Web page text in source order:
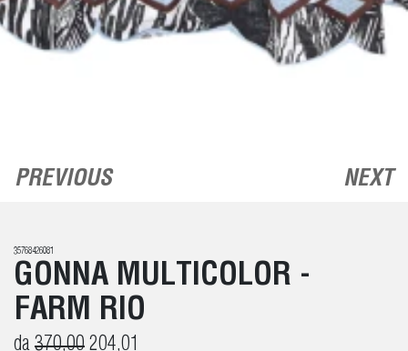
PREVIOUS NEXT
35768426081
GONNA MULTICOLOR -
FARM RIO
da 370,00 204,01